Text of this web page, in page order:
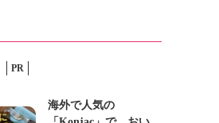
PR
海外で人気の